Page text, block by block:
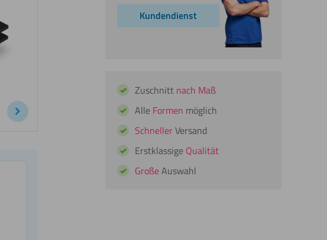
Kundendienst
Zuschnitt nach Maß
Alle Formen möglich
SchnellerVersand
Erstklassige Qualität
GroßeAuswahl